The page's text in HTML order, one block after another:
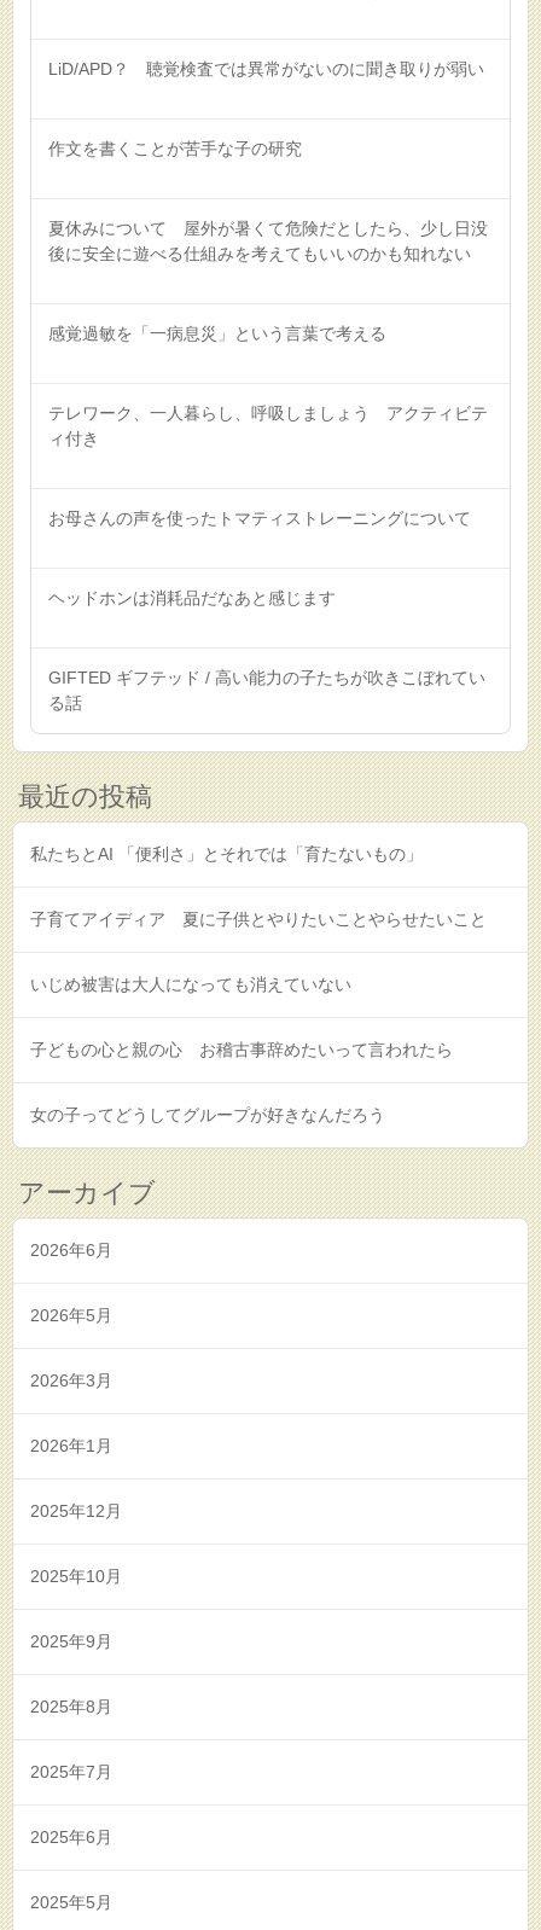
LiD/APD？ 聴覚検査では異常がないのに聞き取りが弱い
作文を書くことが苦手な子の研究
夏休みについて 屋外が暑くて危険だとしたら、少し日没
後に安全に遊べる仕組みを考えてもいいのかも知れない
感覚過敏を「一病息災」という言葉で考える
テレワーク、一人暮らし、呼吸しましょう アクティビテ
ィ付き
お母さんの声を使ったトマティストレーニングについて
ヘッドホンは消耗品だなあと感じます
GIFTED ギフテッド / 高い能力の子たちが吹きこぼれてい
る話
最近の投稿
私たちとAI 「便利さ」とそれでは「育たないもの」
子育てアイディア 夏に子供とやりたいことやらせたいこと
いじめ被害は大人になっても消えていない
子どもの心と親の心 お稽古事辞めたいって言われたら
女の子ってどうしてグループが好きなんだろう
アーカイブ
2026年6月
2026年5月
2026年3月
2026年1月
2025年12月
2025年10月
2025年9月
2025年8月
2025年7月
2025年6月
2025年5月